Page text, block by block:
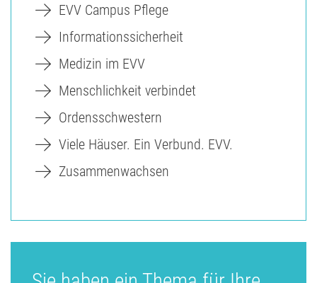
EVV Campus Pflege
Informationssicherheit
Medizin im EVV
Menschlichkeit verbindet
Ordensschwestern
Viele Häuser. Ein Verbund. EVV.
Zusammenwachsen